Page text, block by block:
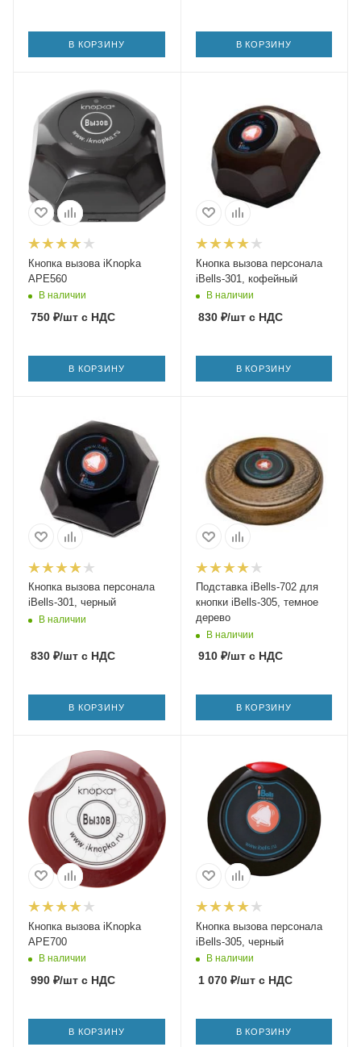
В КОРЗИНУ В КОРЗИНУ
Кнопка вызова iKnopka
APE560
В наличии
750 ₽/шт с НДС
В КОРЗИНУ
Кнопка вызова персонала
iBells-301, кофейный
В наличии
830₽/штс НДС
В КОРЗИНУ
Кнопка вызова персонала
iBells-301, черный
В наличии
830 ₽/шт с НДС
В КОРЗИНУ
Подставка iBells-702 для
кнопки iBells-305, темное
дерево
В наличии
910₽/штс НДС
В КОРЗИНУ
Кнопка вызова iKnopka
APE700
В наличии
990 ₽/шт с НДС
В КОРЗИНУ
Кнопка вызова персонала
iBells-305, черный
В наличии
1 070₽/штс НДС
В КОРЗИНУ